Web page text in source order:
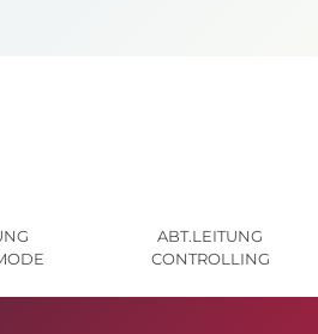
ABT.LEITUNG
CONTROLLING